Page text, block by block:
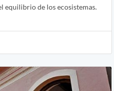
equilibrio de los ecosistemas.